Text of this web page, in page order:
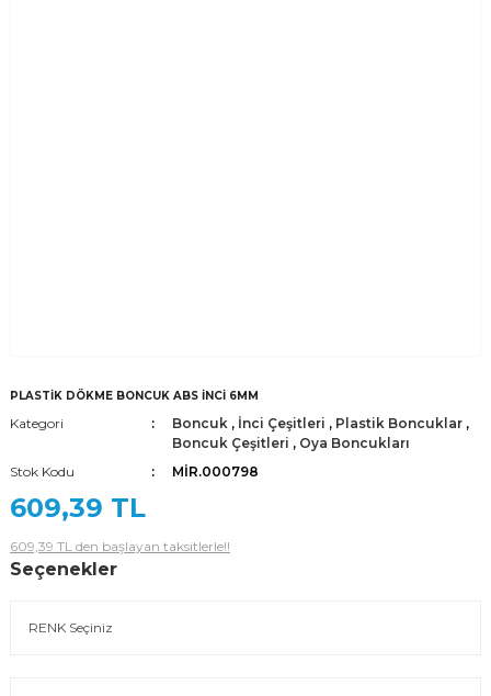
PLASTİK DÖKME BONCUK ABS İNCİ 6MM
Kategori Boncuk , İnci Çeşitleri , Plastik Boncuklar ,
Boncuk Çeşitleri , Oya Boncukları
Stok Kodu
MİR.000798
609,39 TL
609,39 TL den başlayan taksitlerle!!
Seçenekler